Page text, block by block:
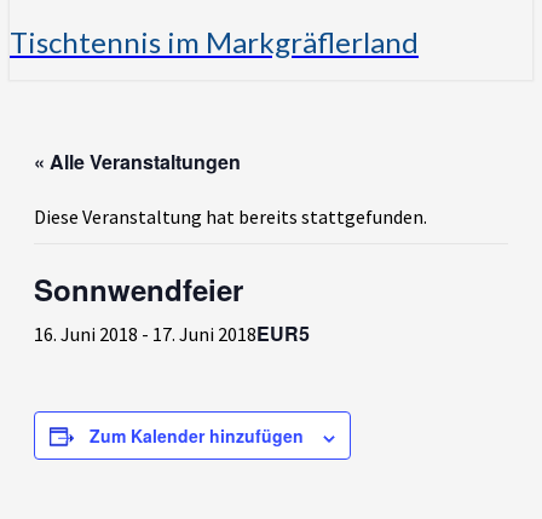
Tischtennis im Markgräflerland
« Alle Veranstaltungen
Diese Veranstaltung hat bereits stattgefunden.
Sonnwendfeier
16. Juni 2018 - 17. Juni 2018EUR5
Zum Kalender hinzufügen